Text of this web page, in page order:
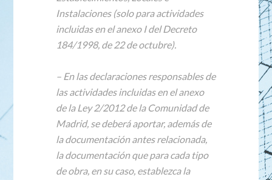
Instalaciones (solo para actividades
incluidas en el anexo I del Decreto
184/1998, de 22 de octubre).
– En las declaraciones responsables de
las actividades incluidas en el anexo
de la Ley 2/2012 de la Comunidad de
Madrid, se deberá aportar, además de
la documentación antes relacionada,
la documentación que para cada tipo
de obra, en su caso, establezca la